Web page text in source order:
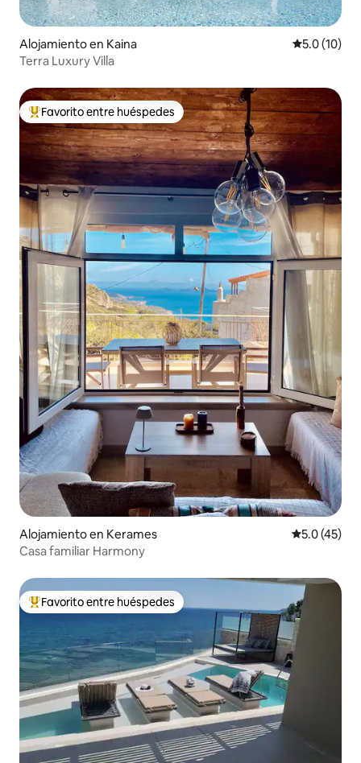
Alojamiento en Kaina Calificación
5.0 (10)
Terra Luxury Villa
Favorito entre huéspedes preferido
Favorito entre huéspedes
Alojamiento en Kerames Calificación
5.0 (45)
Casa familiar Harmony
Favorito entre huéspedes preferido
Favorito entre huéspedes